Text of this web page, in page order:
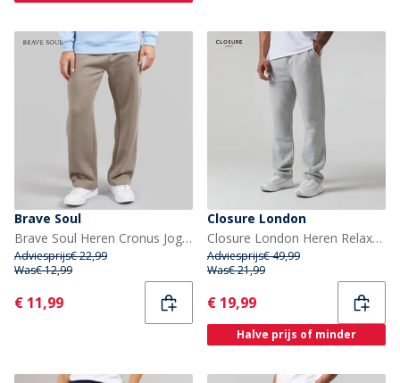
Brave Soul
Brave Soul Heren Cronus Joggingbroek Bruin
Adviesprijs€ 22,99
Was€ 12,99
Current
€ 11,99
Closure London
Closure London Heren Relaxte Joggingbroek met Open Zoom Lichtgrijs Gemêleerd
Adviesprijs€ 49,99
Was€ 21,99
Current
€ 19,99
Halve prijs of minder